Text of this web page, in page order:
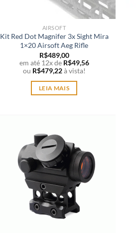
AIRSOFT
Kit Red Dot Magnifer 3x Sight Mira
1×20 Airsoft Aeg Rifle
R$489,00
em até 12x de R$49,56
ou R$479,22à vista!
LEIA MAIS